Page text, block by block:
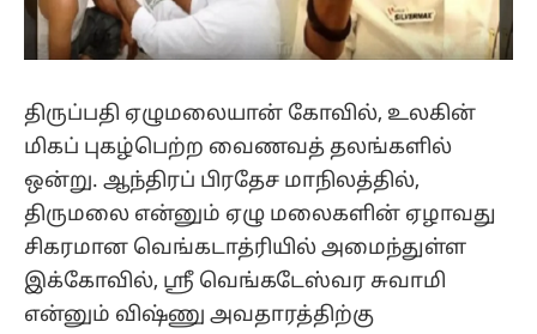
திருப்பதி ஏழுமலையான் கோவில், உலகின்
மிகப் புகழ்பெற்ற வைணவத் தலங்களில்
ஒன்று. ஆந்திரப் பிரதேச மாநிலத்தில்,
திருமலை என்னும் ஏழு மலைகளின் ஏழாவது
சிகரமான வெங்கடாத்ரியில் அமைந்துள்ள
இக்கோவில், ஸ்ரீ வெங்கடேஸ்வர சுவாமி
என்னும் விஷ்ணு அவதாரத்திற்கு